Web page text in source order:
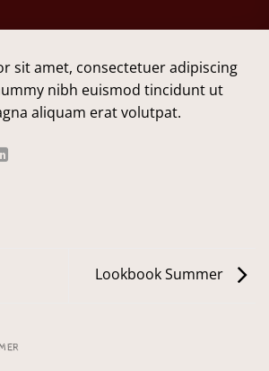
sit amet, consectetuer adipiscing
nibh euismod tincidunt ut
aliquam erat volutpat.
Lookbook Summer